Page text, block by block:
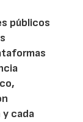
públicos
cada